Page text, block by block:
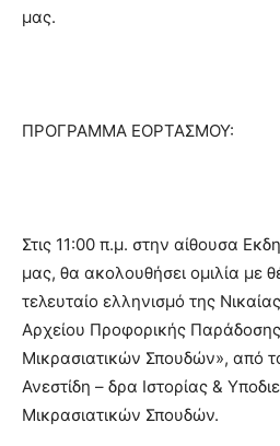
μας.
ΠΡΟΓΡΑΜΜΑ ΕΟΡΤΑΣΜΟΥ:
Στις 11:00 π.μ. στην αίθουσα
μας, θα ακολουθήσει ομιλία με
τελευταίο ελληνισμό της
Αρχείου Προφορικής
Μικρασιατικών Σπουδών», από
Ανεστίδη – δρα Ιστορίας &
Μικρασιατικών Σπουδών.